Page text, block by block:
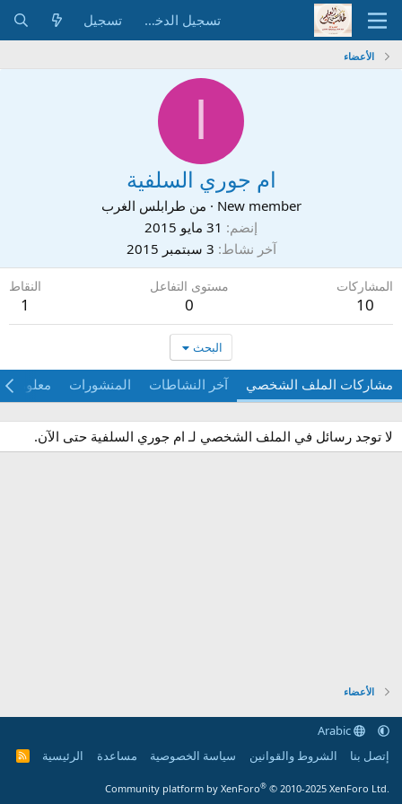
تسجيل الدخول تسجيل
الأعضاء
ام جوري السلفية
New member
· من طرابلس الغرب
إنضم 31 مايو 2015
آخر نشاط 3 سبتمبر 2015
المشاركات
10
مستوى التفاعل
0
النقاط
1
البحث
مشاركات الملف الشخصي آخر النشاطات المنشورات معلومات
لا توجد رسائل في الملف الشخصي لـ ام جوري السلفية حتى الآن.
الأعضاء
Arabic
إتصل بنا
الشروط والقوانين سياسة الخصوصية مساعدة الرئيسية
R
Community platform by XenForo® © 2010-2025 XenForo Ltd.